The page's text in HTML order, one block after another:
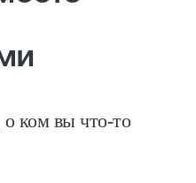
ком вы что-то